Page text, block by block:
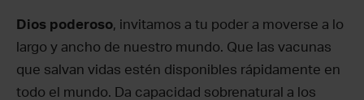
Dios poderoso, invitamos a tu poder a moverse a lo
largo y ancho de nuestro mundo. Que las vacunas
que salvan vidas estén disponibles rápidamente en
todo el mundo. Da capacidad sobrenatural a los